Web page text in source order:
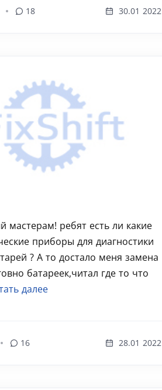
18 30.01 2022
мастерам! ребят есть ли какие
приборы для диагностики
? А то достало меня замена
батареек,читал где то что
далее
16 28.01 2022